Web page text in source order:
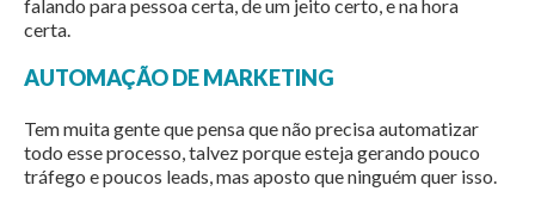
falando para pessoa certa, de um jeito certo, e na hora
certa.
AUTOMAÇÃO DE MARKETING
Tem muita gente que pensa que não precisa automatizar
todo esse processo, talvez porque esteja gerando pouco
tráfego e poucos leads, mas aposto que ninguém quer isso.